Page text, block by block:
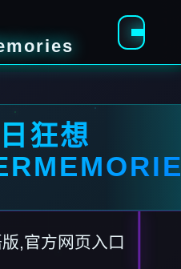
狂想
,官方网页入口